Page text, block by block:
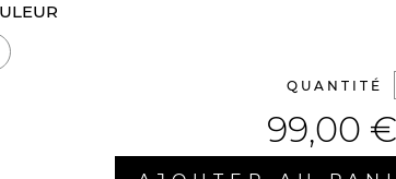
QUANTITÉ
99,00 €